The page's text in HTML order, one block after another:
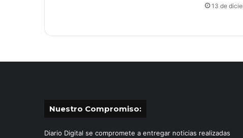
13 de
Nuestro Compromiso:
Diario Digital se compromete a entregar noticias realizadas